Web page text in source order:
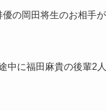
の岡田将生のお相手
中に福田麻貴の後輩2